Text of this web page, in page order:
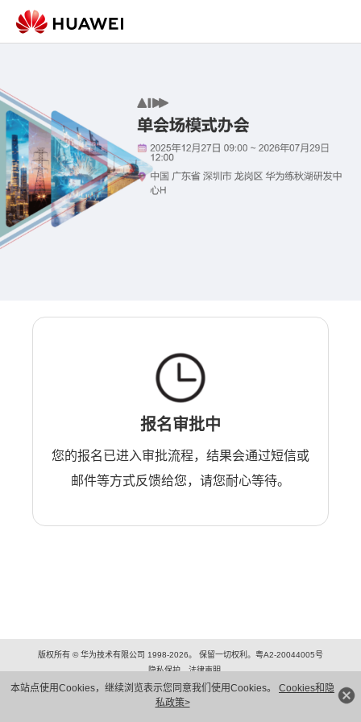
本站点使用Cookies，继续浏览表示您同意我们使用Cookies。 Cookies和隐
私政策>
报名审批中
您的报名已进入审批流程，结果会通过短信或
邮件等方式反馈给您，请您耐心等待。
版权所有 © 华为技术有限公司 1998-2026。 保留一切权利。粤A2-20044005号
隐私保护
法律声明